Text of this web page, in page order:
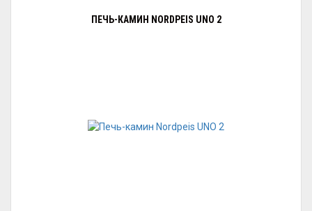
ПЕЧЬ-КАМИН NORDPEIS UNO 2